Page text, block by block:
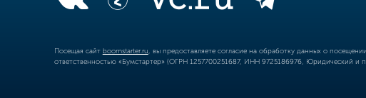
Посещая сайт boomstarter.ru , вы предоставляете согласие на обработку данных о
ответственностью «Бумстартер» (ОГРН 1257700251687, ИНН 9725186976, Юридический и